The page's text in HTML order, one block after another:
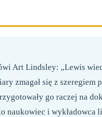
Art Lindsley: „Lewis
zmagał się z szeregiem
go raczej na
naukowiec i wykładowca